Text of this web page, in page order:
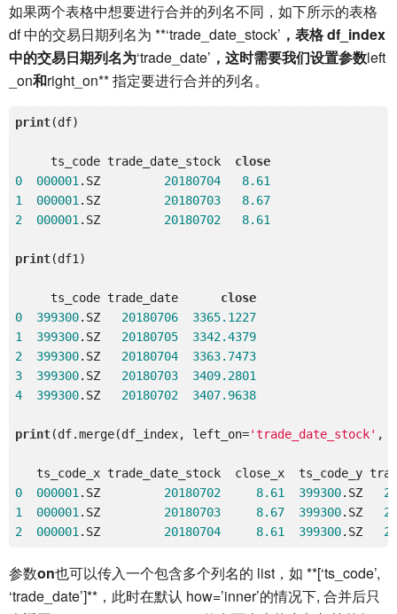
如果两个表格中想要进行合并的列名不同，如下所示的表格
df 中的交易日期列名为 **‘trade_date_stock’ ，表格 df_index
中的交易日期列名为‘trade_date’ ，这时需要我们设置参数left
_on和right_on** 指定要进行合并的列名。
print(df)
ts_code trade_date_stock close
0
000001 .SZ 20180704
8.61
1
000001 .SZ 20180703
8.67
2
000001 .SZ 20180702 8.61
print(df1)
ts_code trade_date close
0
399300.SZ 20180706
3365.1227
1
399300.SZ 20180705
3342.4379
2
399300.SZ 20180704
3363.7473
3
399300.SZ 20180703
3409.2801
4
399300.SZ 20180702 3407.9638
print(df.merge(df_index, left_on='trade_date_stock' ,
0 000001 .SZ 20180702 8.61 399300.SZ
1
000001 .SZ 20180703 8.67 399300.SZ
2
000001 .SZ 20180704 8.61 399300.SZ
参数on也可以传入一个包含多个列名的 list，如 **[‘ts_code’,
‘trade_date’]**，此时在默认 how=’inner’的情况下, 合并后只